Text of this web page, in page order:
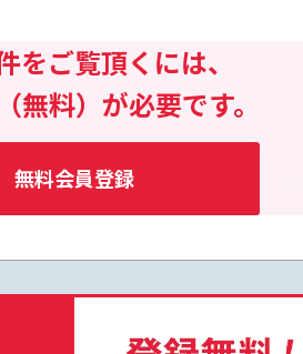
をご覧頂くには、
無料）が必要です。
無料会員登録